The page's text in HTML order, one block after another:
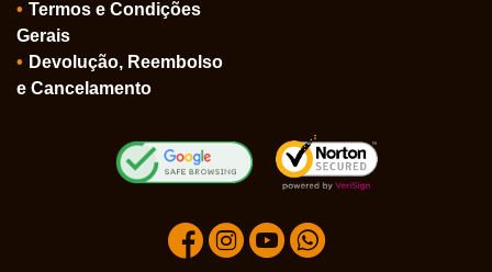
Termos e Condições
Gerais
Devolução, Reembolso
e Cancelamento